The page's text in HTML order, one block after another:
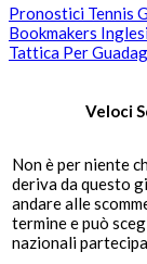
Pronostici Tennis
Bookmakers
Tattica Per
Veloci
Non è per niente
deriva da questo
andare alle
termine e può
nazionali